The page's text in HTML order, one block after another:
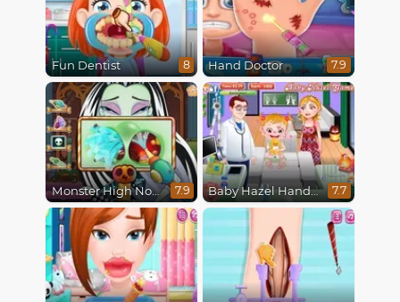
Fun Dentist 8 Hand Doctor 7.9
Monster High Nose Doctor 7.9 Baby Hazel Hand Fracture 7.7